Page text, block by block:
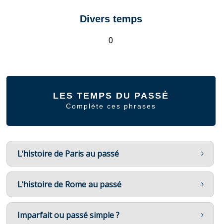
Divers temps
0
LES TEMPS DU PASSÉ
Complète ces phrases
L‘histoire de Paris au passé
L‘histoire de Rome au passé
Imparfait ou passé simple ?